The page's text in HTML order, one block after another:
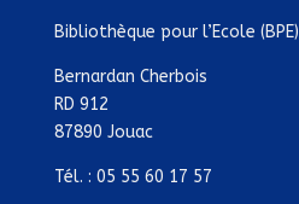
Bibliothèque pour l’Ecole (BPE)
Bernardan Cherbois
RD 912
87890 Jouac
Tél. : 05 55 60 17 57